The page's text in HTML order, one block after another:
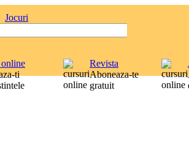
Jocuri
online
ti
Revista
Aboneaza-te
gratuit